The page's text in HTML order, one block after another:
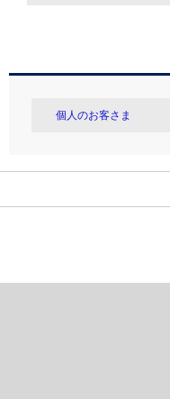
個人のお客さま